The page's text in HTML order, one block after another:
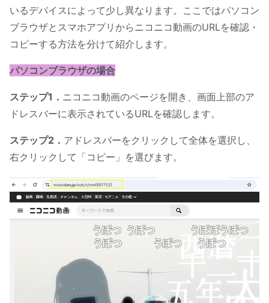
いるデバイスによって少し異なります。ここではパソコン
ブラウザとスマホアプリからニコニコ動画のURLを確認・
コピーする方法を分けて紹介します。
パソコンブラウザの場合
ステップ1． ニコニコ動画のページを開き、画面上部のア
ドレスバーに表示されているURLを確認します。
ステップ2． アドレスバーをクリックして全体を選択し、
右クリックして「コピー」を選びます。